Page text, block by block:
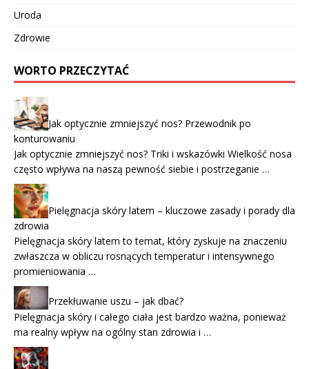
Uroda
Zdrowie
WORTO PRZECZYTAĆ
Jak optycznie zmniejszyć nos? Przewodnik po
konturowaniu
Jak optycznie zmniejszyć nos? Triki i wskazówki Wielkość nosa
często wpływa na naszą pewność siebie i postrzeganie …
Pielęgnacja skóry latem – kluczowe zasady i porady dla
zdrowia
Pielęgnacja skóry latem to temat, który zyskuje na znaczeniu
zwłaszcza w obliczu rosnących temperatur i intensywnego
promieniowania …
Przekłuwanie uszu – jak dbać?
Pielęgnacja skóry i całego ciała jest bardzo ważna, ponieważ
ma realny wpływ na ogólny stan zdrowia i …